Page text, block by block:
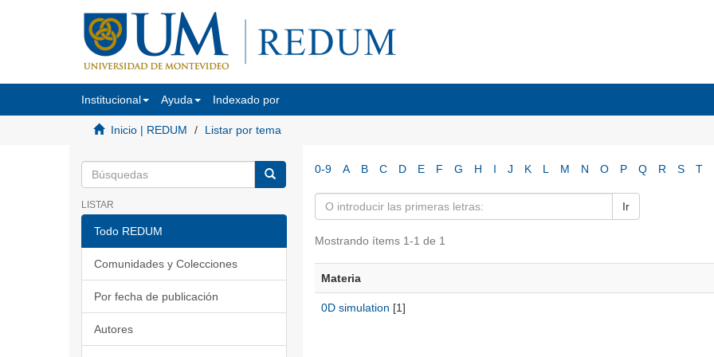
Institucional Ayuda Indexado por
Inicio | REDUM Listar por tema
LISTAR
Todo REDUM
Comunidades y Colecciones
Por fecha de publicación
Autores
0-9 A B C D E F G H I J K L M N O P Q R S T
Ir
Mostrando ítems 1-1 de 1
Materia
0D simulation [1]